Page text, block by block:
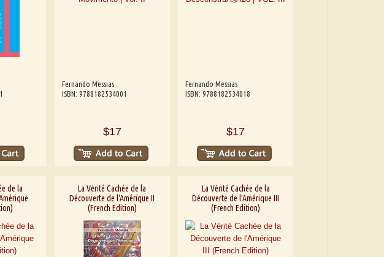
Fernando Messias
ISBN: 9788182534001
$17
Fernando Messias
ISBN: 9788182534018
$17
de la
La Vérité Cachée de la
Découverte de l'Amérique II
(French Edition)
La Vérité Cachée de la
Découverte de l'Amérique III
(French Edition)